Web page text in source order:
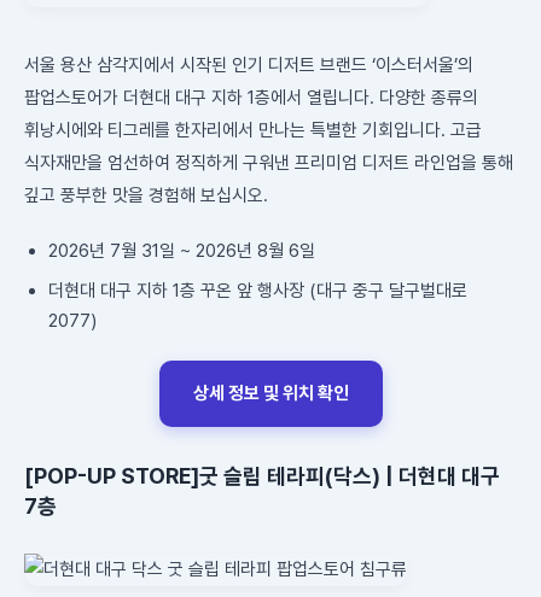
서울 용산 삼각지에서 시작된 인기 디저트 브랜드 ‘이스터서울’의
팝업스토어가 더현대 대구 지하 1층에서 열립니다. 다양한 종류의
휘낭시에와 티그레를 한자리에서 만나는 특별한 기회입니다. 고급
식자재만을 엄선하여 정직하게 구워낸 프리미엄 디저트 라인업을 통해
깊고 풍부한 맛을 경험해 보십시오.
2026년 7월 31일 ~ 2026년 8월 6일
더현대 대구 지하 1층 꾸온 앞 행사장 (대구 중구 달구벌대로
2077)
상세 정보 및 위치 확인
[POP-UP STORE]굿 슬립 테라피(닥스) | 더현대 대구
7층